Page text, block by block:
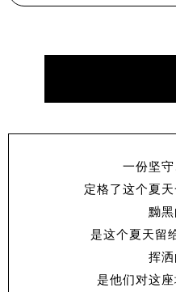
一份坚
定格了这个夏
黝
是这个夏天留
挥
是他们对这